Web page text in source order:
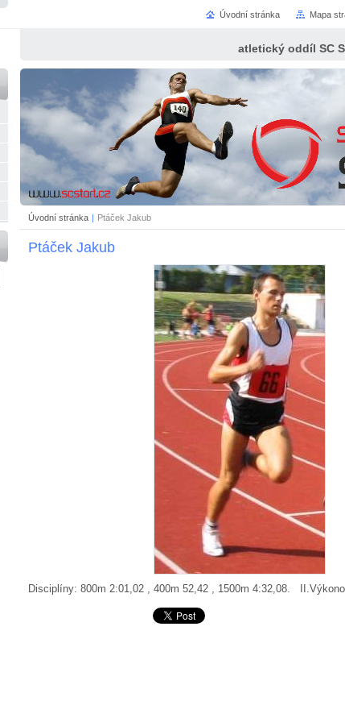
atletický oddíl SC
Úvodní stránka | Ptáček Jakub
Ptáček Jakub
Disciplíny: 800m 2:01,02 , 400m 52,42 , 1500m 4:32,08.
Úvodní stránka Mapa